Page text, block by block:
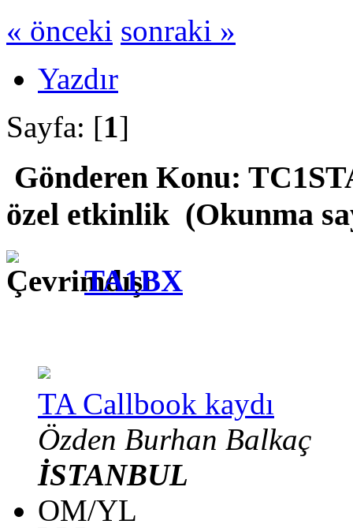
« önceki sonraki »
Yazdır
Sayfa: [1]
Gönderen Konu:
özel etkinlik (Okunma
TA1BX
TA Callbook kaydı
Özden Burhan Balkaç
İSTANBUL
OM/YL